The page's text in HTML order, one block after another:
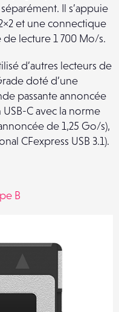
Il s’appuie
et une connectique
de lecture 1 700 Mo/s.
d’autres lecteurs de
doté d’une
passante annoncée
C avec la norme
de 1,25 Go/s),
CFexpress USB 3.1).
B